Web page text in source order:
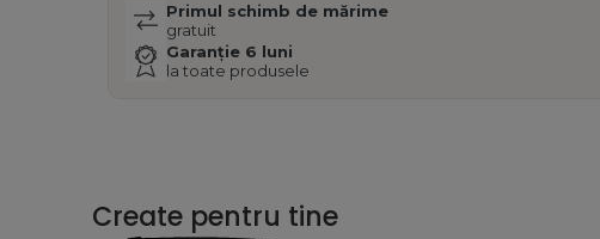
Primul schimb de mărime
gratuit
Garanție 6 luni
la toate produsele
Create pentru tine